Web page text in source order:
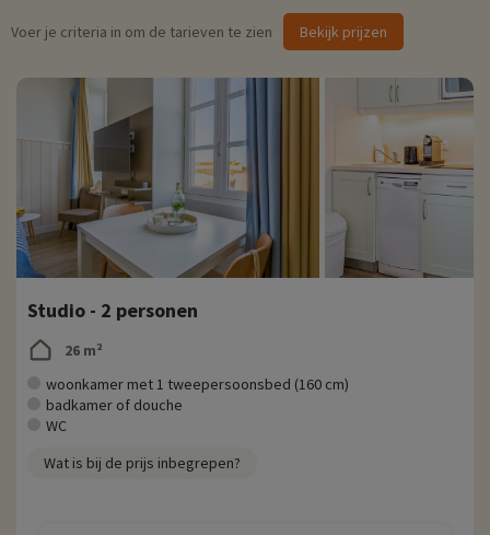
Gezinsactiviteiten ter plaatse
plaatse (openingsdata, leeftijden van de clubs, inhoud van het
babypakket, enz.
Deze luxe accommodatie heeft alle faciliteiten die je nodig hebt voor
een vakantie met het hele gezin aan zee, met een halfopen zwembad
dat het hele jaar door verwarmd is, een solarium met ligstoelen, een
speeltuin voor de kinderen, een speelkamer, een tafeltennistafel,
bordspellen en pocketboeken te leen, en een sauna voor de ouders.
Om je verblijf met de kinderen zo gemakkelijk mogelijk te maken,
reserveer je de avond van tevoren een lunchpakket met vers brood,
gebak, sinaasappelsap en koffie. Dat wordt smullen zodra je wakker
wordt!
Ontdek de regio en gezinsactiviteiten
Welkom op het Ile de Ré, beroemd om zijn natuurgebieden,
Ile de Ré ligt voor de Atlantische kust en is met La Rochelle
Voer je criteria in om de tarieven te zien Bekijk prijzen
Studio - 2 personen
26 m²
woonkamer met 1 tweepersoonsbed (160 cm)
badkamer of douche
WC
Wat is bij de prijs inbegrepen?